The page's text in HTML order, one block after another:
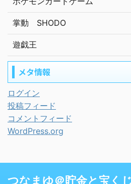
掌動 SHODO
遊戯王
メタ情報
ログイン
投稿フィード
コメントフィード
WordPress.org
つなまゆ＠貯金と宝く